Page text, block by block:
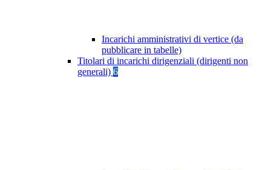
Incarichi amministrativi di vertice (da
pubblicare in tabelle)
Titolari di incarichi dirigenziali (dirigenti non
generali) 6